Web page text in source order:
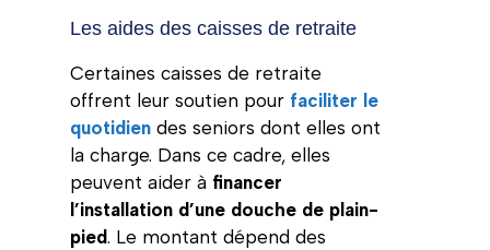
Les aides des caisses de retraite
Certaines caisses de retraite
offrent leur soutien pour faciliter le
quotidiendes seniors dont elles ont
la charge. Dans ce cadre, elles
peuvent aider à financer
l’installation d’une douche de plain-
pied. Le montant dépend des